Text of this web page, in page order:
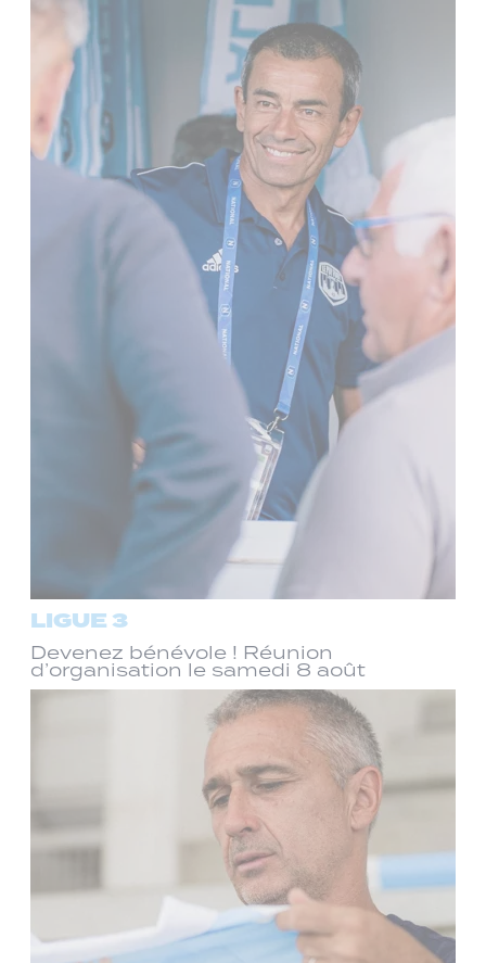
LIGUE 3
Devenez bénévole ! Réunion
d’organisation le samedi 8 août